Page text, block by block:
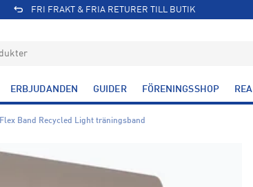
FRI FRAKT & FRIA RETURER TILL BUTIK
ERBJUDANDEN GUIDER FÖRENINGSSHOP REA
Flex Band Recycled Light träningsband